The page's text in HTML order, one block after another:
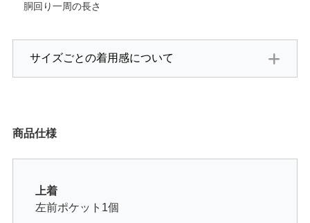
胴回り一周の長さ
サイズごとの着用感について
商品仕様
上着
左前ポケット1個